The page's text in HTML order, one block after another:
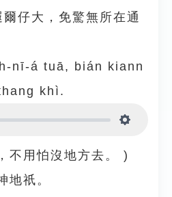
爾仔大，免驚無所在通
nī-á tuā, bián kiann
khì.
不用怕沒地方去。 )
地祇。